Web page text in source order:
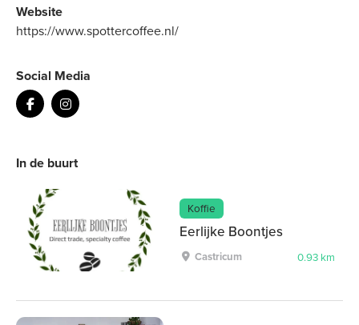
Website
https://www.spottercoffee.nl/
Social Media
In de buurt
Koffie
Eerlijke Boontjes
Castricum 0.93 km